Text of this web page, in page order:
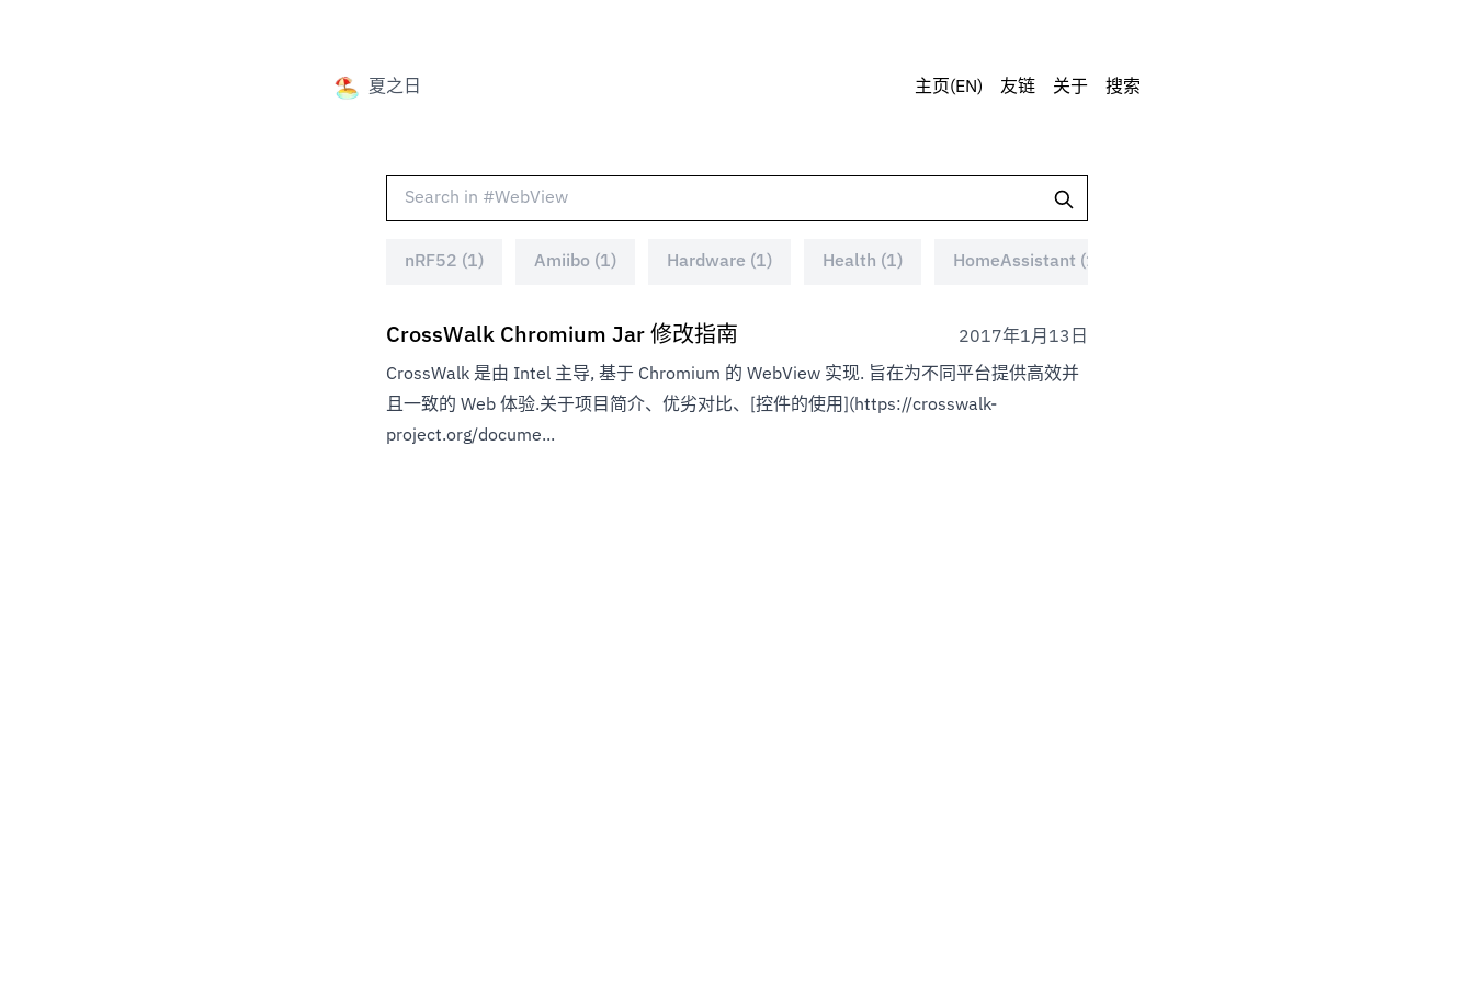
夏之日 主页(EN) 友链 关于 搜索
nRF52 (1) Amiibo (1) Hardware (1) Health (1) HomeAssistant (1)
CrossWalk Chromium Jar 修改指南 2017年1月13日
CrossWalk 是由 Intel 主导, 基于 Chromium 的 WebView 实现. 旨在为不同平台提供高效并
且一致的 Web 体验.关于项目简介、优劣对比、[控件的使用](https://crosswalk-
project.org/docume...